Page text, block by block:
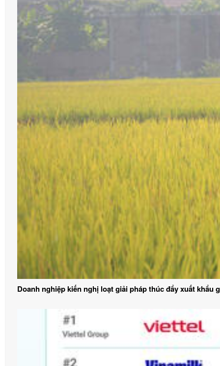
Doanh nghiệp kiến nghị loạt giải pháp thúc đẩy xuất khẩu